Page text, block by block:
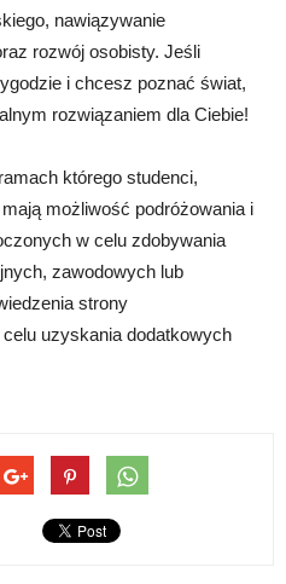
nawiązywanie
rozwój osobisty. Jeśli
i chcesz poznać świat,
rozwiązaniem dla Ciebie!
którego studenci,
możliwość podróżowania i
w celu zdobywania
zawodowych lub
strony
uzyskania dodatkowych